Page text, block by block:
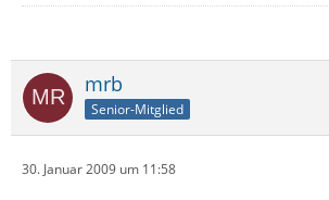
mrb
Senior-Mitglied
30. Januar 2009 um 11:58